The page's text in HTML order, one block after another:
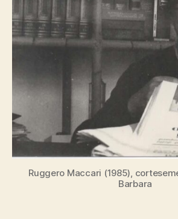
Ruggero Maccari (1985),
Barbara